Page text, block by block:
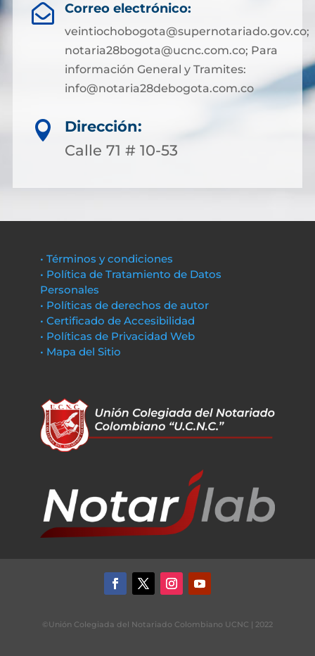
 Correo electrónico:
veintiochobogota@supernotariado.gov.co;
notaria28bogota@ucnc.com.co; Para
información General y Tramites:
info@notaria28debogota.com.co

Dirección:
Calle 71 # 10-53
• Términos y condiciones
• Política de Tratamiento de Datos
Personales
• Políticas de derechos de autor
• Certificado de Accesibilidad
• Políticas de Privacidad Web
• Mapa del Sitio
©Unión Colegiada del Notariado Colombiano UCNC | 2022